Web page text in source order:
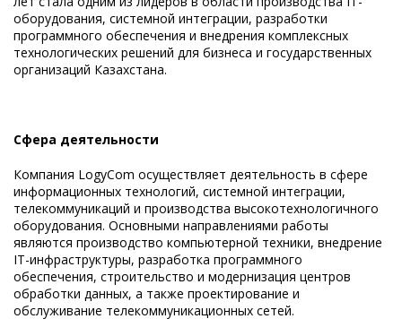
оборудования, системной интеграции, разработки
программного обеспечения и внедрения комплексных
технологических решений для бизнеса и государственных
организаций Казахстана.
Сфера деятельности
Компания LogyCom осуществляет деятельность в сфере
информационных технологий, системной интеграции,
телекоммуникаций и производства высокотехнологичного
оборудования. Основными направлениями работы
являются производство компьютерной техники, внедрение
IT-инфраструктуры, разработка программного
обеспечения, строительство и модернизация центров
обработки данных, а также проектирование и
обслуживание телекоммуникационных сетей.